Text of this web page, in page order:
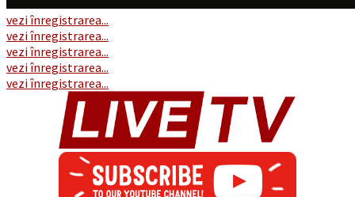
vezi înregistrarea...
vezi înregistrarea...
vezi înregistrarea...
vezi înregistrarea...
vezi înregistrarea...